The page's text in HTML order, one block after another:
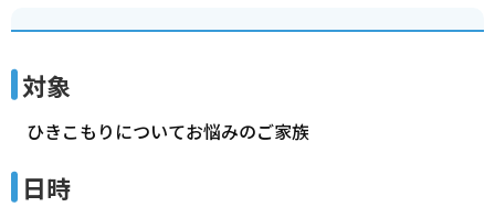
対象
ひきこもりについてお悩みのご家族
日時